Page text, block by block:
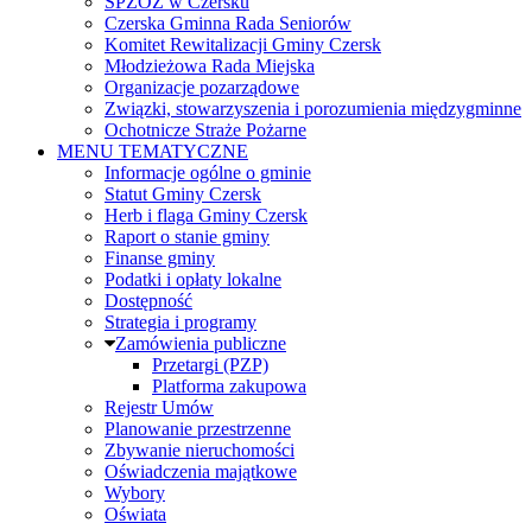
Czerska Gminna Rada Seniorów
Komitet Rewitalizacji Gminy Czersk
Młodzieżowa Rada Miejska
Organizacje pozarządowe
Związki, stowarzyszenia i porozumienia międzygminne
Ochotnicze Straże Pożarne
MENU TEMATYCZNE
Informacje ogólne o gminie
Statut Gminy Czersk
Herb i flaga Gminy Czersk
Raport o stanie gminy
Finanse gminy
Podatki i opłaty lokalne
Dostępność
Strategia i programy
Zamówienia publiczne
Przetargi (PZP)
Platforma zakupowa
Rejestr Umów
Planowanie przestrzenne
Zbywanie nieruchomości
Oświadczenia majątkowe
Wybory
Oświata